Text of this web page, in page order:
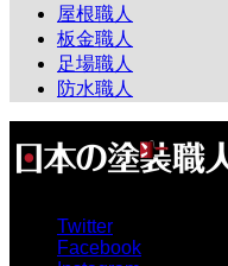
屋根職人
板金職人
足場職人
防水職人
Twitter
Facebook